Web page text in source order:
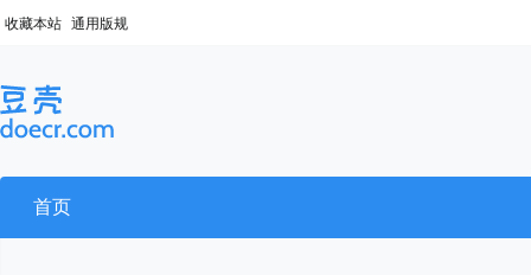
收藏本站 通用版规
首页